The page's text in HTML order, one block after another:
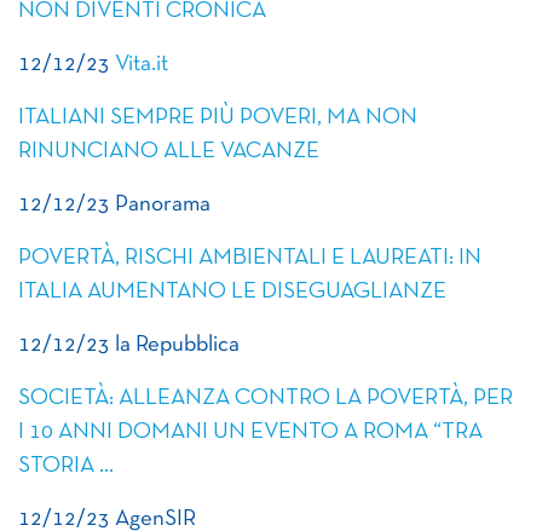
NON DIVENTI CRONICA
12/12/23 Vita.it
ITALIANI SEMPRE PIÙ POVERI, MA NON
RINUNCIANO ALLE VACANZE
12/12/23 Panorama
POVERTÀ, RISCHI AMBIENTALI E LAUREATI: IN
ITALIA AUMENTANO LE DISEGUAGLIANZE
12/12/23 la Repubblica
SOCIETÀ: ALLEANZA CONTRO LA POVERTÀ, PER
I 10 ANNI DOMANI UN EVENTO A ROMA “TRA
STORIA …
12/12/23 AgenSIR